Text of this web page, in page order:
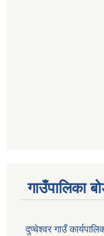
गाउँपालिका
दुप्चेश्वर गाउँ